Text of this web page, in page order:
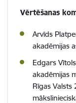
Vērtēšanas
Arvīds
akadēmijas
Edgars Vītols
akadēmijas
Rīgas